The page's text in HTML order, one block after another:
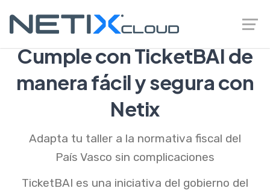
Cumple con TicketBAI de
manera fácil y segura con
Netix
Adapta tu taller a la normativa fiscal del
País Vasco sin complicaciones
TicketBAI es una iniciativa del gobierno del